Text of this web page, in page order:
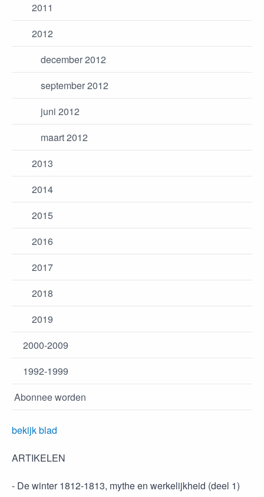
2011
2012
december 2012
september 2012
juni 2012
maart 2012
2013
2014
2015
2016
2017
2018
2019
2000-2009
1992-1999
Abonnee worden
bekijk blad
ARTIKELEN
- De winter 1812-1813, mythe en werkelijkheid (deel 1)